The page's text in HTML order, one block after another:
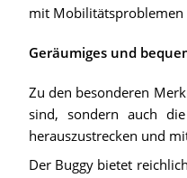
mit Mobilitätsproblemen
Geräumiges und
Zu den besonderen
sind, sondern auch
herauszustrecken und
Der Buggy bietet